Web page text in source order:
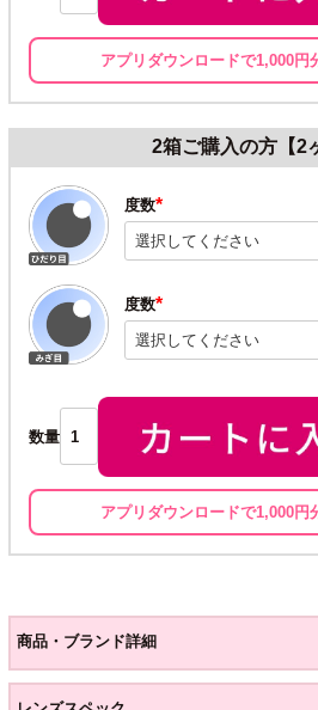
アプリダウンロードで1,000円
2箱ご購入の方【2
度数
(必
須)
度数
(必
須)
数量
アプリダウンロードで1,000円
商品・ブランド詳細